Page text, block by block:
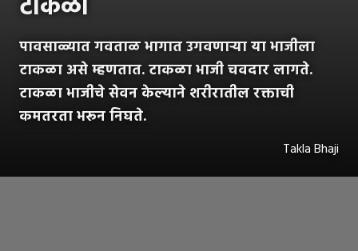
पावसाळ्यात गवताळ भागात उगवणाऱ्या या भाजीला
टाकळा असे म्हणतात. टाकळा भाजी चवदार लागते.
टाकळा भाजीचे सेवन केल्याने शरीरातील रक्ताची
कमतरता भरून निघते.
Takla Bhaji